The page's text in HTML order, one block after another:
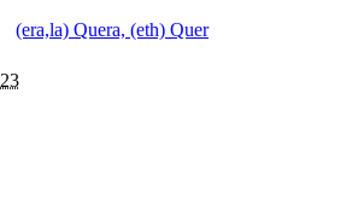
(era,la) Quera, (eth) Quer